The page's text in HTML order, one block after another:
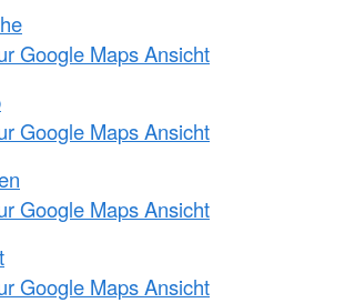
Google Maps Ansicht
Google Maps Ansicht
Google Maps Ansicht
Google Maps Ansicht